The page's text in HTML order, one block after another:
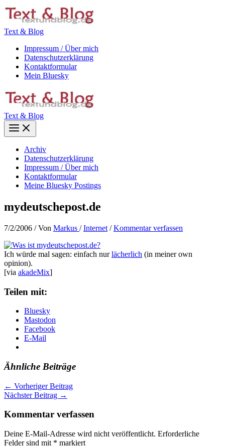
Zum
Inhalt
Text & Blog
Impressum / Über mich
Datenschutzerklärung
Kontaktformular
Mein Bluesky
Text & Blog
Main
Menu
Archiv
Datenschutzerklärung
Impressum / Über mich
Kontaktformular
Meine Bluesky Postings
mydeutschepost.de
7/2/2006 / Von Markus /Internet /Kommentar verfassen
Ich würde mal sagen: einfach nurlächerlich (in meiner own
opinion).
[via akadeMix]
Teilen mit:
Bluesky
Mastodon
Facebook
E-Mail
Ähnliche Beiträge
← Vorheriger Beitrag
Nächster Beitrag →
Kommentar verfassen
Deine E-Mail-Adresse wird nicht veröffentlicht. Erforderliche
Felder sind mit * markiert